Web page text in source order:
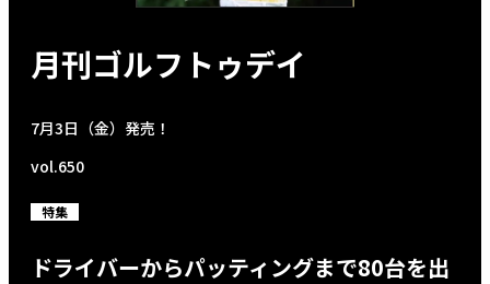
月刊ゴルフトゥデイ
7月3日（金）発売！
vol.650
特集
ドライバーからパッティングまで80台を出